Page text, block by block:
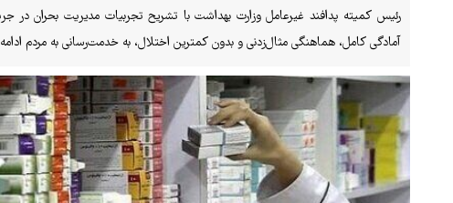
آمادگی کامل، هماهنگی مثال‌زدنی و بدون کمترین اختلال، به خدمت‌رسانی به مردم